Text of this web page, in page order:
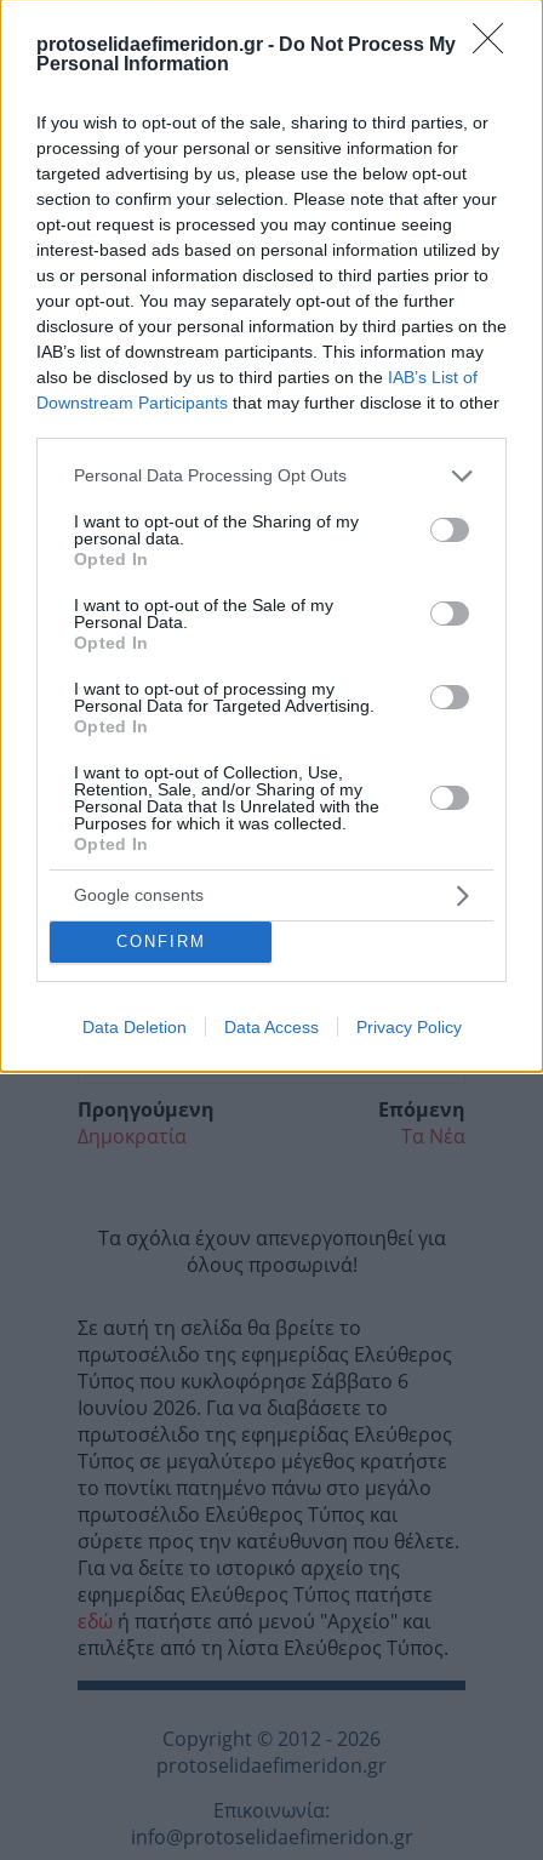
protoselidaefimeridon.gr - Do Not Process My
Personal Information
If you wish to opt-out of the sale, sharing to third parties, or
processing of your personal or sensitive information for
targeted advertising by us, please use the below opt-out
section to confirm your selection. Please note that after your
opt-out request is processed you may continue seeing
interest-based ads based on personal information utilized by
us or personal information disclosed to third parties prior to
your opt-out. You may separately opt-out of the further
disclosure of your personal information by third parties on the
IAB’s list of downstream participants. This information may
also be disclosed by us to third parties on the IAB’s List of
Downstream Participants that may further disclose it to other
Please note that this website/app uses one or more Google
not limited to your visit or usage behaviour. You may click to
grant or deny consent to Google and its third-party tags to
use your data for below specified purposes in below Google
consent section.
Personal Data Processing Opt Outs
I want to opt-out of the Sharing of my
personal data.
Opted In
I want to opt-out of the Sale of my
Personal Data.
Opted In
I want to opt-out of processing my
Personal Data for Targeted Advertising.
Opted In
I want to opt-out of Collection, Use,
Retention, Sale, and/or Sharing of my
Personal Data that Is Unrelated with the
Purposes for which it was collected.
Opted In
Google consents
CONFIRM
Data Deletion Data Access Privacy Policy
Προηγούμενη
Δημοκρατία
Επόμενη
Τα Νέα
Τα σχόλια έχουν απενεργοποιηθεί για
όλους προσωρινά!
Σε αυτή τη σελίδα θα βρείτε το
πρωτοσέλιδο της εφημερίδας Ελεύθερος
Τύπος που κυκλοφόρησε Σάββατο 6
Ιουνίου 2026. Για να διαβάσετε το
πρωτοσέλιδο της εφημερίδας Ελεύθερος
Τύπος σε μεγαλύτερο μέγεθος κρατήστε
το ποντίκι πατημένο πάνω στο μεγάλο
πρωτοσέλιδο Ελεύθερος Τύπος και
σύρετε προς την κατέυθυνση που θέλετε.
Για να δείτε το ιστορικό αρχείο της
εφημερίδας Ελεύθερος Τύπος πατήστε
εδώ ή πατήστε από μενού "Αρχείο" και
επιλέξτε από τη λίστα Ελεύθερος Τύπος.
Copyright © 2012 - 2026
protoselidaefimeridon.gr
Επικοινωνία:
info@protoselidaefimeridon.gr